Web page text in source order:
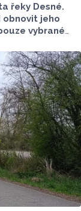
řeky Desné.
obnovit jeho
vybrané